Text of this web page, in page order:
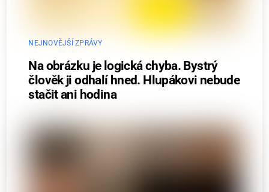
NEJNOVĚJŠÍ ZPRÁVY
Na obrázku je logická chyba. Bystrý
člověk ji odhalí hned. Hlupákovi nebude
stačit ani hodina